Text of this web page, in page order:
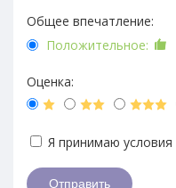
Общее впечатление:
Положительное:
Оценка:
Я принимаю условия